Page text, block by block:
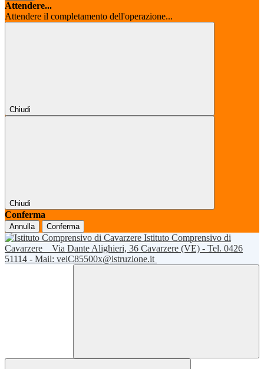
Attendere...
Attendere il completamento dell'operazione...
Chiudi
Chiudi
Conferma
Annulla Conferma
Istituto Comprensivo di
Cavarzere
Via Dante Alighieri, 36 Cavarzere (VE) - Tel. 0426
51114 - Mail: veiC85500x@istruzione.it